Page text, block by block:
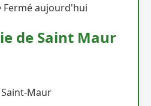
Fermé aujourd'hui
de Saint Maur
Saint-Maur